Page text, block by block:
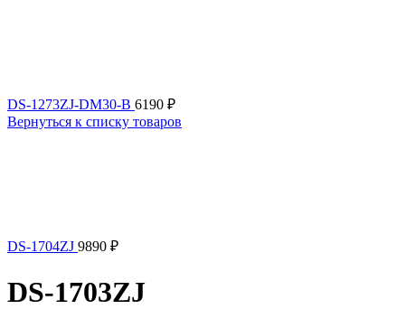
DS-1273ZJ-DM30-B 6190 ₽
Вернуться к списку товаров
DS-1704ZJ 9890 ₽
DS-1703ZJ